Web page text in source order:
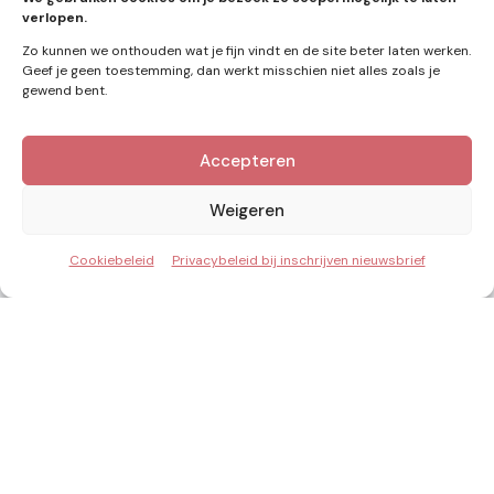
verlopen.
Zo kunnen we onthouden wat je fijn vindt en de site beter laten werken.
Geef je geen toestemming, dan werkt misschien niet alles zoals je
gewend bent.
Accepteren
Weigeren
Cookiebeleid Privacybeleid bij inschrijven nieuwsbrief
Kennis van Energie in je mailbox?
Abonner op nieuwe artikelen.